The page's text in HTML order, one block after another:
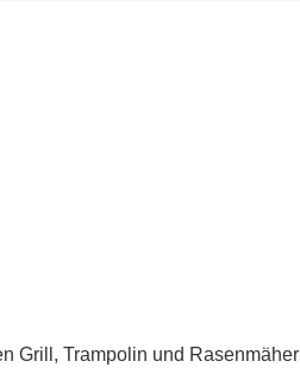
Grill, Trampolin und Rasenmäher